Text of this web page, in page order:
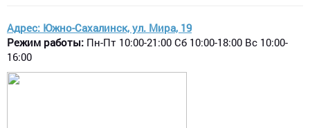
Адрес: Южно-Сахалинск, ул. Мира, 19
Режим работы: Пн-Пт 10:00-21:00 Сб 10:00-18:00 Вс 10:00-
16:00